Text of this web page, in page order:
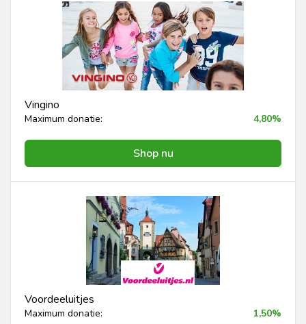
Vingino
Maximum donatie: 4,80%
Shop nu
Voordeeluitjes
Maximum donatie: 1,50%